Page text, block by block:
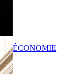
ÉCONOMIE